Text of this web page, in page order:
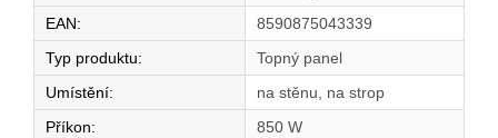
EAN:
8590875043339
Typ produktu:
Topný panel
Umístění:
na stěnu, na strop
Příkon:
850 W